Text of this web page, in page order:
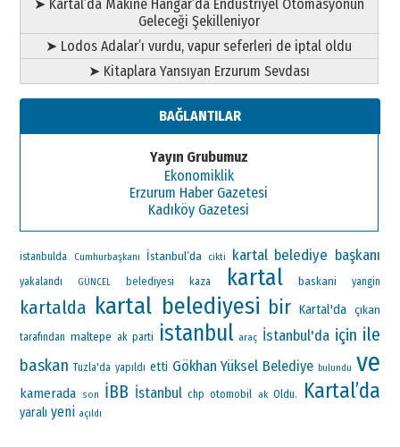
➤ Kartal’da Makine Hangar’da Endüstriyel Otomasyonun
Geleceği Şekilleniyor
➤ Lodos Adalar’ı vurdu, vapur seferleri de iptal oldu
➤ Kitaplara Yansıyan Erzurum Sevdası
BAĞLANTILAR
Yayın Grubumuz
Ekonomiklik
Erzurum Haber Gazetesi
Kadıköy Gazetesi
istanbulda Cumhurbaşkanı İstanbul’da cikti kartal belediye başkanı
yakalandı GÜNCEL belediyesi kaza kartal baskani yangin
kartalda kartal belediyesi bir Kartal'da çıkan
tarafından maltepe ak parti istanbul araç İstanbul'da için ile
baskan Tuzla'da yapıldı etti Gökhan Yüksel Belediye bulundu ve
kamerada son İBB İstanbul chp otomobil ak Oldu. Kartal’da
yaralı yeni açıldı